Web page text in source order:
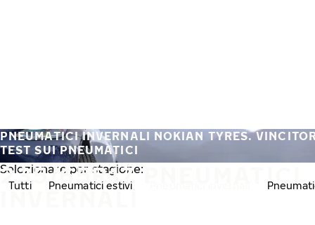
235/65R17 PNEUMATICI
INVERNALI
PNEUMATICI INVERNALI NOKIAN TYRES.
TEST SUI PNEUMATICI
Selezionare per stagione:
Tutti Pneumatici estivi